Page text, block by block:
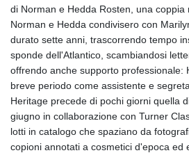
di Norman e Hedda Rosten, una coppia
Norman e Hedda condivisero con
durato sette anni, trascorrendo tempo
sponde dell'Atlantico, scambiandosi
offrendo anche supporto professionale:
breve periodo come assistente e
Heritage precede di pochi giorni quella
giugno in collaborazione con Turner
lotti in catalogo che spaziano da
copioni annotati a cosmetici d'epoca ed